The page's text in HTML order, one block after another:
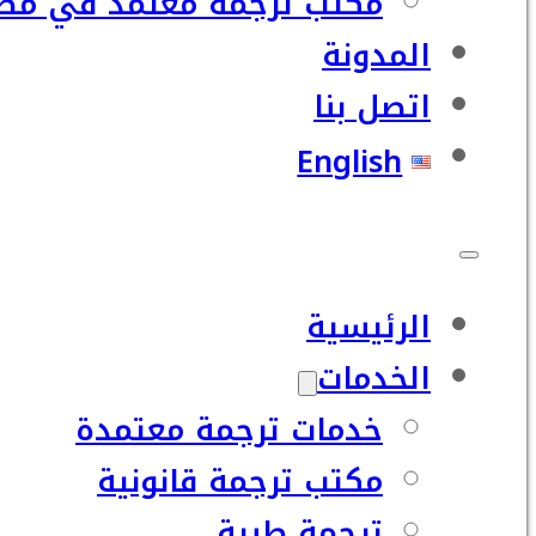
المدونة
اتصل بنا
English
الرئيسية
الخدمات
خدمات ترجمة معتمدة
مكتب ترجمة قانونية